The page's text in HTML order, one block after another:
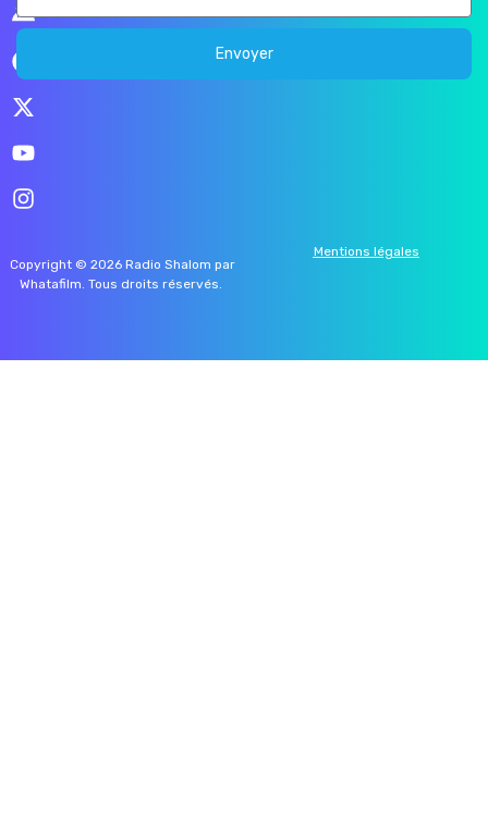
Envoyer
Copyright © 2026 Radio Shalom par
Whatafilm. Tous droits réservés.
Mentions légales